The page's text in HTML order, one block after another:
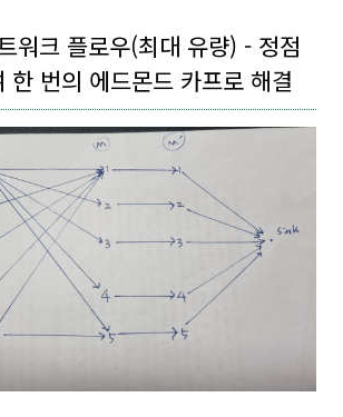
) {
= new int
[len];
-
1);
q =
new ArrayDeque<>();
= source;
&& parents[sink] == -
cur = q.poll();
int next : edges[cur]) {
if (parents[next] == -
&&
parents[next] = cur;
q.add(next);
}
== -
워크 플로우(최대 유량) - 정점
한 번의 에드몬드 카프로 해결